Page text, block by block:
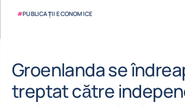
#PUBLICAȚII ECONOMICE
Groenlanda se
treptat către